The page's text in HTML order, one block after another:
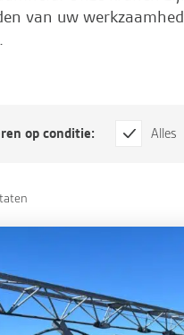
van uw
op conditie: Alles